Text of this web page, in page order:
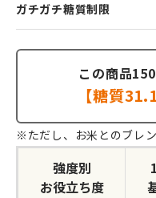
ガチガチ糖質制限
この商品
【糖質
※ただし、お米とのブレ
強度別
お役立ち度